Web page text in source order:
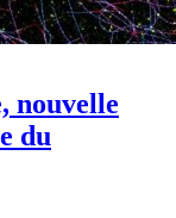
nouvelle
du